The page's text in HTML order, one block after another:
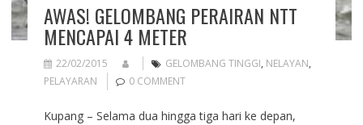
AWAS! GELOMBANG PERAIRAN NTT
MENCAPAI 4 METER
22/02/2015 GELOMBANG TINGGI, NELAYAN,
PELAYARAN
0 COMMENT
Kupang – Selama dua hingga tiga hari ke depan,